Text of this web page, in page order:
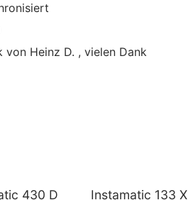
von Heinz D. , vielen Dank
430 D Instamatic 133 X